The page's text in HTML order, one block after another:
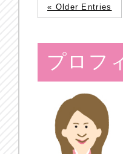
« Older Entries
プロフ